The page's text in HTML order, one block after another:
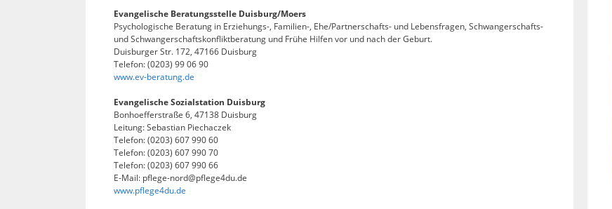
Evangelische Beratungsstelle Duisburg/Moers
Psychologische Beratung in Erziehungs-, Familien-, Ehe/Partnerschafts- und Lebensfragen, Schwangerschafts-
und Schwangerschaftskonfliktberatung und Frühe Hilfen vor und nach der Geburt.
Duisburger Str. 172, 47166 Duisburg
Telefon: (0203) 99 06 90
www.ev-beratung.de
Evangelische Sozialstation Duisburg
Bonhoefferstraße 6, 47138 Duisburg
Leitung: Sebastian Piechaczek
Telefon: (0203) 607 990 60
Telefon: (0203) 607 990 70
Telefon: (0203) 607 990 66
E-Mail: pflege-nord@pflege4du.de
www.pflege4du.de